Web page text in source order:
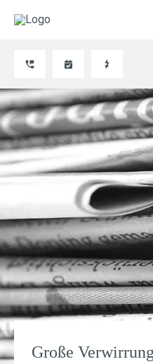
Große